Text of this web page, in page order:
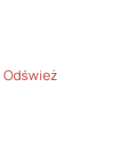
Odśwież